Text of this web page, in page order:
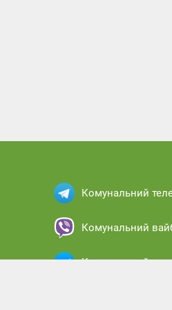
Комунальний
Комунальний
Комунальний